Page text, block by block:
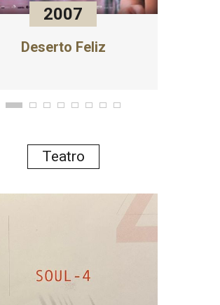
2007
Deserto Feliz
Teatro